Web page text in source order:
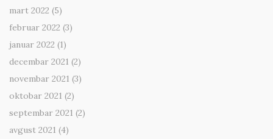
mart 2022 (5)
februar 2022 (3)
januar 2022 (1)
decembar 2021 (2)
novembar 2021 (3)
oktobar 2021 (2)
septembar 2021 (2)
avgust 2021 (4)